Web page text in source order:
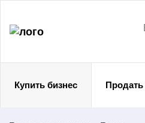
Купить бизнес Продать